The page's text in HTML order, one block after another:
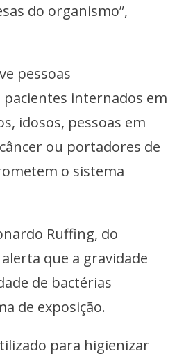
do organismo”,
pessoas
internados em
idosos, pessoas em
ou portadores de
o sistema
Ruffing, do
que a gravidade
de bactérias
de exposição.
para higienizar